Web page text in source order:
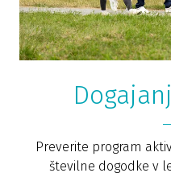
Preverite program
številne dogodke v